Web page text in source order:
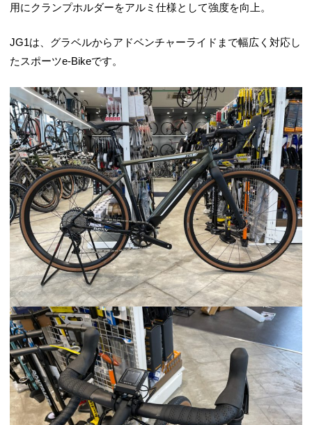
用にクランプホルダーをアルミ仕様として強度を向上。
JG1は、グラベルからアドベンチャーライドまで幅広く対応し
たスポーツe-Bikeです。